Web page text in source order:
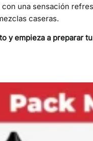
una sensación
caseras.
y empieza a preparar